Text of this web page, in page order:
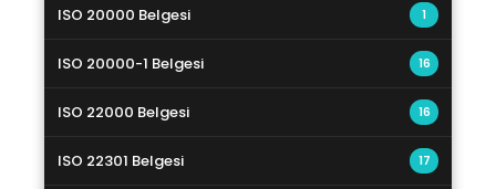
ISO 20000 Belgesi 1
ISO 20000-1 Belgesi 16
ISO 22000 Belgesi 16
ISO 22301 Belgesi 17